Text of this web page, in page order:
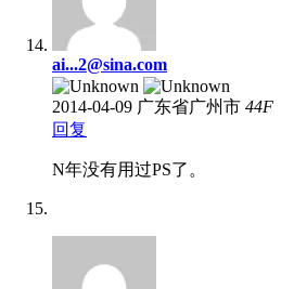
ai...2@sina.com
2014-04-09 广东省广州市 44F
回复
N年没有用过PS了。